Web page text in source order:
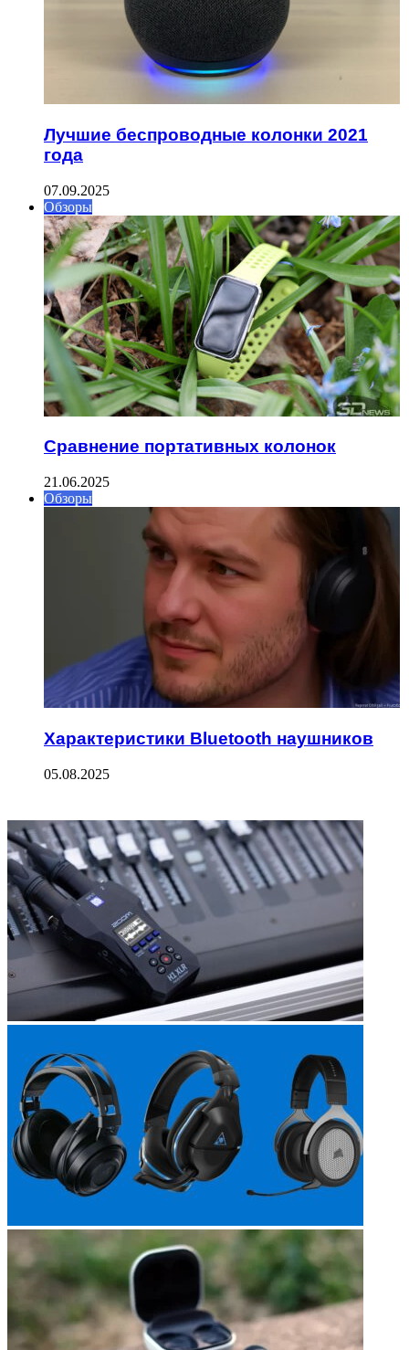
Лучшие беспроводные колонки 2021
года
07.09.2025
Обзоры
Сравнение портативных колонок
21.06.2025
Обзоры
Характеристики Bluetooth наушников
05.08.2025